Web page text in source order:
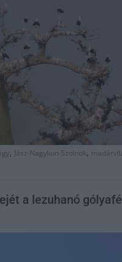
, Jász-Nagykun-Szolnok,
a lezuhanó